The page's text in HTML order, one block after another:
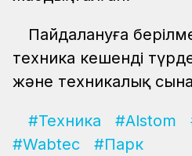
Пайдалануға
техника кешенді
және техникалық
#Техника #Alstom
#Wabtec
#Парк